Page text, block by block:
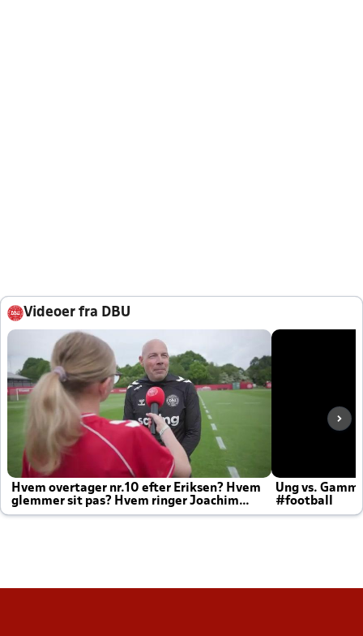
Videoer fra DBU
Hvem overtager nr.10 efter Eriksen? Hvem
glemmer sit pas? Hvem ringer Joachim
altid til efter kampe?
Ung vs.
#football